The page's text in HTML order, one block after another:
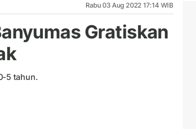
Rabu 03 Aug 2022 17:14 WIB
Gratiskan
5 tahun.